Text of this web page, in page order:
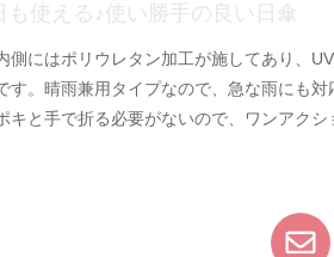
も使える♪使い勝手の良い日傘
側にはポリウレタン加工が施してあり、
す。晴雨兼用タイプなので、急な雨にも
キと手で折る必要がないので、ワンアク